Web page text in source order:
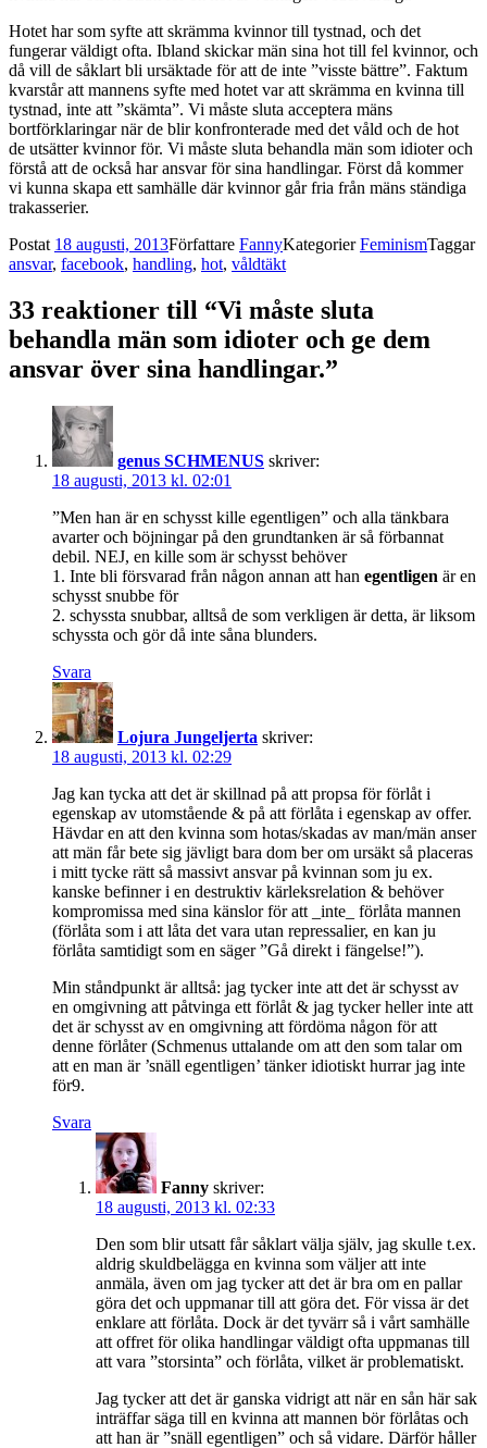
Hotet har som syfte att skrämma kvinnor till tystnad, och det
fungerar väldigt ofta. Ibland skickar män sina hot till fel kvinnor, och
då vill de såklart bli ursäktade för att de inte ”visste bättre”. Faktum
kvarstår att mannens syfte med hotet var att skrämma en kvinna till
tystnad, inte att ”skämta”. Vi måste sluta acceptera mäns
bortförklaringar när de blir konfronterade med det våld och de hot
de utsätter kvinnor för. Vi måste sluta behandla män som idioter och
förstå att de också har ansvar för sina handlingar. Först då kommer
vi kunna skapa ett samhälle där kvinnor går fria från mäns ständiga
trakasserier.
Postat 18 augusti, 2013Författare FannyKategorierFeminismTaggar
ansvar, facebook, handling, hot, våldtäkt
33 reaktioner till “Vi måste sluta
behandla män som idioter och ge dem
ansvar över sina handlingar.”
genus SCHMENUS skriver:
18 augusti, 2013 kl. 02:01
”Men han är en schysst kille egentligen” och alla tänkbara
avarter och böjningar på den grundtanken är så förbannat
debil. NEJ, en kille som är schysst behöver
1. Inte bli försvarad från någon annan att han egentligen är en
schysst snubbe för
2. schyssta snubbar, alltså de som verkligen är detta, är liksom
schyssta och gör då inte såna blunders.
Svara
Lojura Jungeljerta skriver:
18 augusti, 2013 kl. 02:29
Jag kan tycka att det är skillnad på att propsa för förlåt i
egenskap av utomstående & på att förlåta i egenskap av offer.
Hävdar en att den kvinna som hotas/skadas av man/män anser
att män får bete sig jävligt bara dom ber om ursäkt så placeras
i mitt tycke rätt så massivt ansvar på kvinnan som ju ex.
kanske befinner i en destruktiv kärleksrelation & behöver
kompromissa med sina känslor för att _inte_ förlåta mannen
(förlåta som i att låta det vara utan repressalier, en kan ju
förlåta samtidigt som en säger ”Gå direkt i fängelse!”).
Min ståndpunkt är alltså: jag tycker inte att det är schysst av
en omgivning att påtvinga ett förlåt & jag tycker heller inte att
det är schysst av en omgivning att fördöma någon för att
denne förlåter (Schmenus uttalande om att den som talar om
att en man är ’snäll egentligen’ tänker idiotiskt hurrar jag inte
för9.
Svara
Fanny skriver:
18 augusti, 2013 kl. 02:33
Den som blir utsatt får såklart välja själv, jag skulle t.ex.
aldrig skuldbelägga en kvinna som väljer att inte
anmäla, även om jag tycker att det är bra om en pallar
göra det och uppmanar till att göra det. För vissa är det
enklare att förlåta. Dock är det tyvärr så i vårt samhälle
att offret för olika handlingar väldigt ofta uppmanas till
att vara ”storsinta” och förlåta, vilket är problematiskt.
Jag tycker att det är ganska vidrigt att när en sån här sak
inträffar säga till en kvinna att mannen bör förlåtas och
att han är ”snäll egentligen” och så vidare. Därför håller